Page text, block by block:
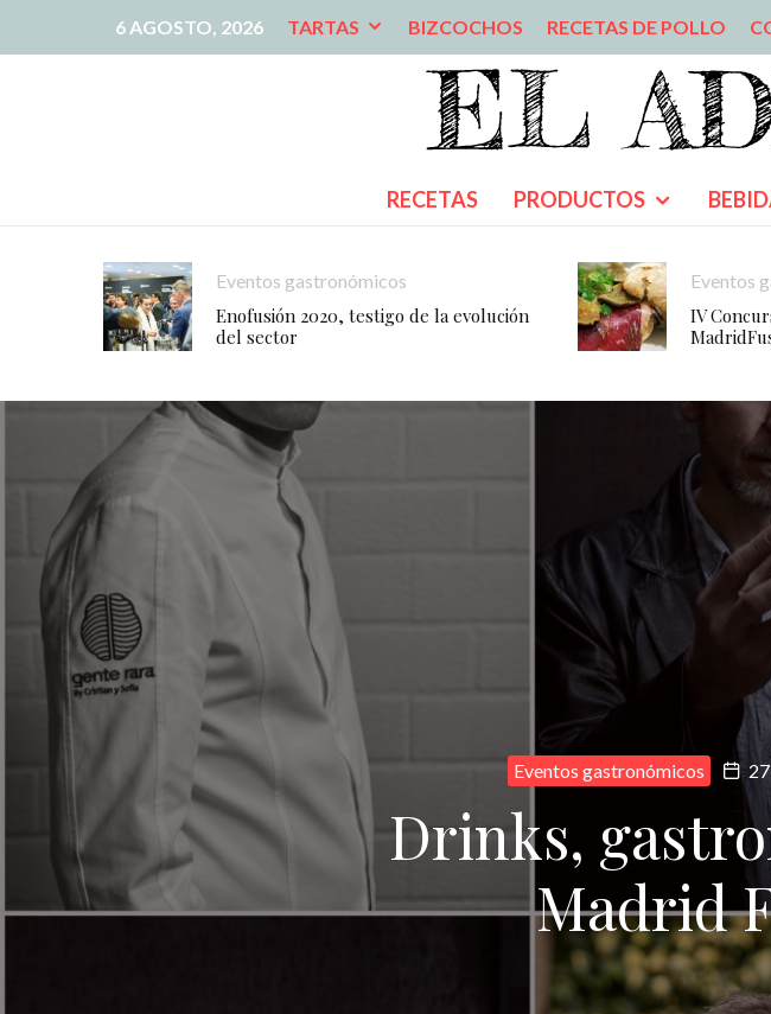
6 AGOSTO, 2026 TARTAS BIZCOCHOS RECETAS DE POLLO
RECETAS PRODUCTOS
Eventos gastronómicos
Enofusión 2020, testigo de la evolución
del sector
Eventos
IV
Eventos gastronómicos
Drinks,
Madrid